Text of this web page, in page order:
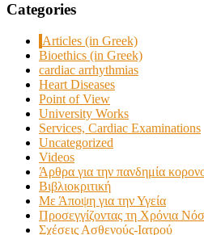
Categories
Articles (in Greek)
Bioethics (in Greek)
cardiac arrhythmias
Heart Diseases
Point of View
University Works
Services, Cardiac Examinations
Uncategorized
Videos
Άρθρα για την πανδημία
Βιβλιοκριτική
Με Άποψη για την Υγεία
Προσεγγίζοντας τη Χρόνια
Σχέσεις Ασθενούς-Ιατρού